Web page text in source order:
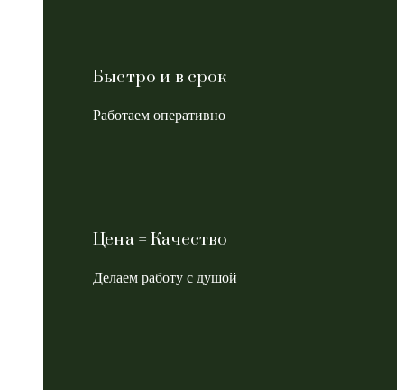
Быстро и в срок
Работаем оперативно
Цена = Качество
Делаем работу с душой